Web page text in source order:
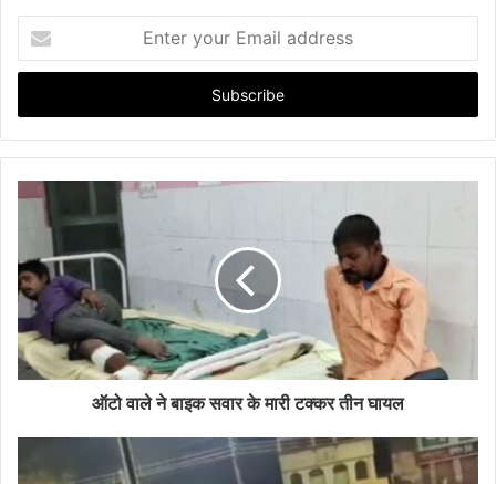
t
r
y
m
a
i
l
a
d
ऑटो वाले ने बाइक सवार के मारी टक्कर तीन घायल